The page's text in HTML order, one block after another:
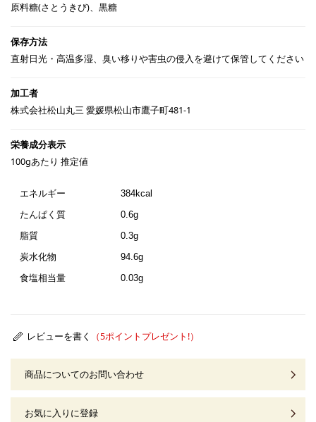
原料糖(さとうきび)、黒糖
直射日光・高温多湿、臭い移りや害虫の侵入を避けて保管してください
株式会社松山丸三 愛媛県松山市鷹子町481-1
100gあたり 推定値
エネルギー 384kcal
たんぱく質 0.6g
脂質 0.3g
炭水化物 94.6g
食塩相当量 0.03g
レビューを書く
商品についてのお問い合わせ
お気に入りに登録